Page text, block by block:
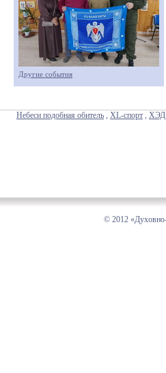
Другие события
Небеси подобная обитель , XL-спорт , ХЭД
© 2012 «Духовно-